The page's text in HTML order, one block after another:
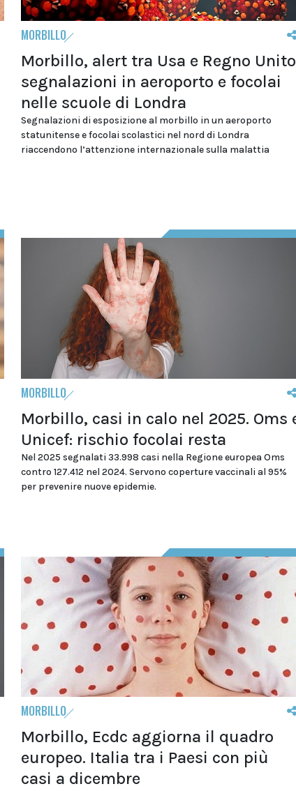
MORBILLO
Morbillo, alert tra Usa e Regno
segnalazioni in aeroporto e focolai
nelle scuole di Londra
Segnalazioni di esposizione al morbillo in un aeroporto
statunitense e focolai scolastici nel nord di Londra
riaccendono l’attenzione internazionale sulla malattia
MORBILLO
Morbillo, casi in calo nel 2025. Oms
Unicef: rischio focolai resta
Nel 2025 segnalati 33.998 casi nella Regione europea Oms
contro 127.412 nel 2024. Servono coperture vaccinali al 95%
per prevenire nuove epidemie.
MORBILLO
Morbillo, Ecdc aggiorna il quadro
europeo. Italia tra i Paesi con più
casi a dicembre